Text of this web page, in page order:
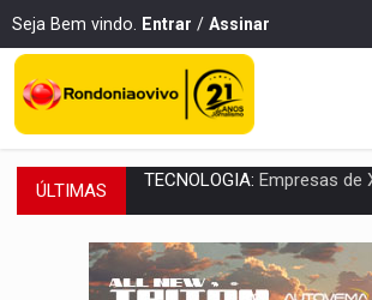
Seja Bem vindo. Entrar / Assinar
ÚLTIMAS PROTEGE A TERRA: China
VÍDEO:Motociclista morre após
PARECE UM NUGGET:Essa